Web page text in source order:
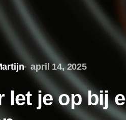
april 14, 2025
let je op bij